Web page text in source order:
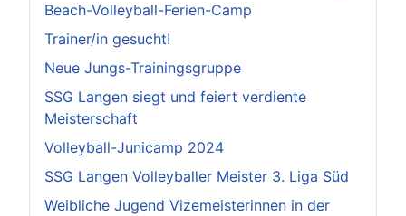
Beach-Volleyball-Ferien-Camp
Trainer/in gesucht!
Neue Jungs-Trainingsgruppe
SSG Langen siegt und feiert verdiente
Meisterschaft
Volleyball-Junicamp 2024
SSG Langen Volleyballer Meister 3. Liga Süd
Weibliche Jugend Vizemeisterinnen in der